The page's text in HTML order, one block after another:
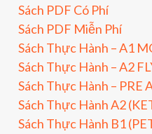
Sách PDF Có Phí
Sách PDF Miễn Phí
Sách Thực Hành – A1
Sách Thực Hành – A2
Sách Thực Hành – PRE
Sách Thực Hành A2
Sách Thực Hành B1